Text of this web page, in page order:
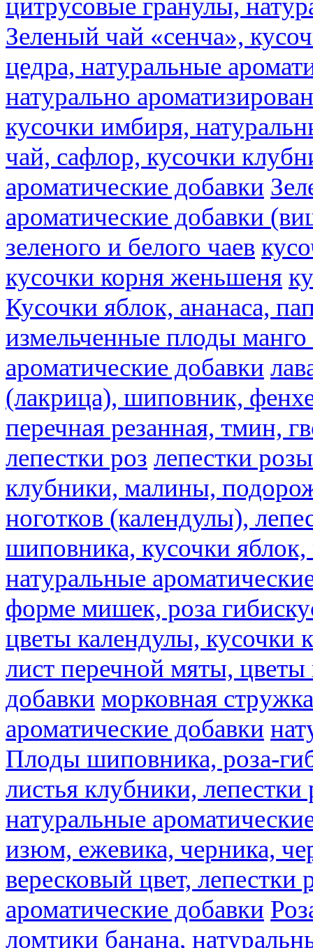
цитрусовые гранулы,
Зеленый чай «сенча»,
цедра, натуральные
натурально
кусочки имбиря,
чай, сафлор, кусочки
ароматические добавки
ароматические добавки
зеленого и белого чаев
кусочки корня женьшеня
Кусочки яблок, ананаса,
измельченные плоды
ароматические добавки
(лакрица), шиповник,
перечная резанная, тмин,
лепестки роз лепестки розы
клубники, малины,
ноготков (календулы),
шиповника, кусочки
натуральные
форме мишек, роза
цветы календулы, кусочки
лист перечной мяты,
добавки морковная стружка
ароматические добавки
Плоды шиповника, роза-
листья клубники,
натуральные
изюм, ежевика, черника,
вересковый цвет, лепестки
ароматические добавки
ломтики банана,